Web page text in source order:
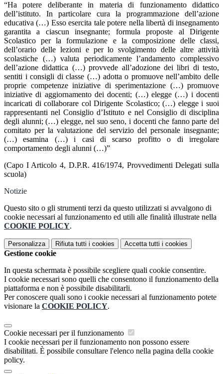
“Ha potere deliberante in materia di funzionamento didattico
dell’istituto. In particolare cura la programmazione dell’azione
educativa (…) Esso esercita tale potere nella libertà di insegnamento
garantita a ciascun insegnante; formula proposte al Dirigente
Scolastico per la formulazione e la composizione delle classi,
dell’orario delle lezioni e per lo svolgimento delle altre attività
scolastiche (…) valuta periodicamente l’andamento complessivo
dell’azione didattica (…) provvede all’adozione dei libri di testo,
sentiti i consigli di classe (…) adotta o promuove nell’ambito delle
proprie competenze iniziative di sperimentazione (…) promuove
iniziative di aggiornamento dei docenti; (…) elegge (…) i docenti
incaricati di collaborare col Dirigente Scolastico; (…) elegge i suoi
rappresentanti nel Consiglio d’Istituto e nel Consiglio di disciplina
degli alunni; (…) elegge, nel suo seno, i docenti che fanno parte del
comitato per la valutazione del servizio del personale insegnante;
(…) esamina (…) i casi di scarso profitto o di irregolare
comportamento degli alunni (…)”
(Capo I Articolo 4, D.P.R. 416/1974, Provvedimenti Delegati sulla
scuola)
Notizie
Questo sito o gli strumenti terzi da questo utilizzati si avvalgono di
cookie necessari al funzionamento ed utili alle finalità illustrate nella
COOKIE POLICY.
Personalizza Rifiuta tutti i cookies Accetta tutti i cookies
Gestione cookie
In questa schermata è possibile scegliere quali cookie consentire.
I cookie necessari sono quelli che consentono il funzionamento della
piattaforma e non è possibile disabilitarli.
Per conoscere quali sono i cookie necessari al funzionamento potete
visionare la COOKIE POLICY.
Cookie necessari per il funzionamento
I cookie necessari per il funzionamento non possono essere
disabilitati. È possibile consultare l'elenco nella pagina della cookie
policy.